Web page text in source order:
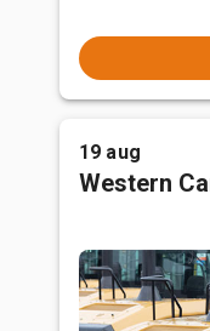
19 aug
Western